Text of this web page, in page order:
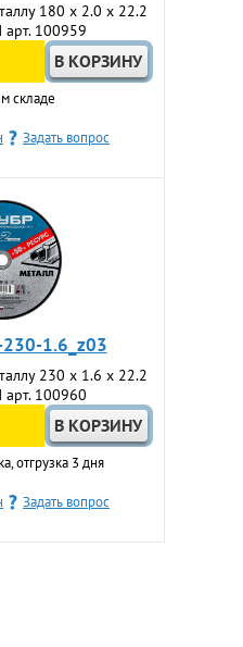
180 x 2.0 x 22.2
100959
складе
Задать вопрос
1.6_z03
230 x 1.6 x 22.2
100960
отгрузка 3 дня
Задать вопрос